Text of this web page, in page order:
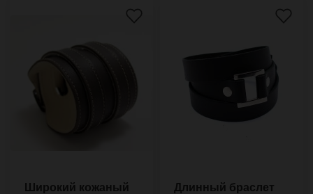
Широкий кожаный
Длинный браслет